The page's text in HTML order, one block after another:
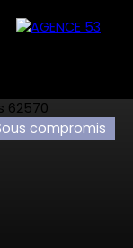
compromis